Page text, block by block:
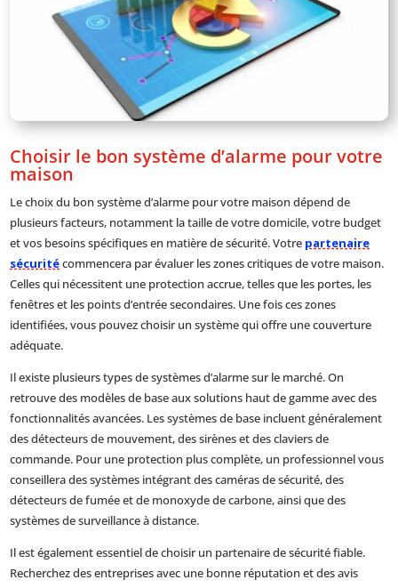
Choisir le bon système d’alarme pour votre
maison
Le choix du bon système d’alarme pour votre maison dépend de
plusieurs facteurs, notamment la taille de votre domicile, votre budget
et vos besoins spécifiques en matière de sécurité. Votre partenaire
sécuritécommencera par évaluer les zones critiques de votre maison.
Celles qui nécessitent une protection accrue, telles que les portes, les
fenêtres et les points d’entrée secondaires. Une fois ces zones
identifiées, vous pouvez choisir un système qui offre une couverture
adéquate.
Il existe plusieurs types de systèmes d’alarme sur le marché. On
retrouve des modèles de base aux solutions haut de gamme avec des
fonctionnalités avancées. Les systèmes de base incluent généralement
des détecteurs de mouvement, des sirènes et des claviers de
commande. Pour une protection plus complète, un professionnel vous
conseillera des systèmes intégrant des caméras de sécurité, des
détecteurs de fumée et de monoxyde de carbone, ainsi que des
systèmes de surveillance à distance.
Il est également essentiel de choisir un partenaire de sécurité fiable.
Recherchez des entreprises avec une bonne réputation et des avis